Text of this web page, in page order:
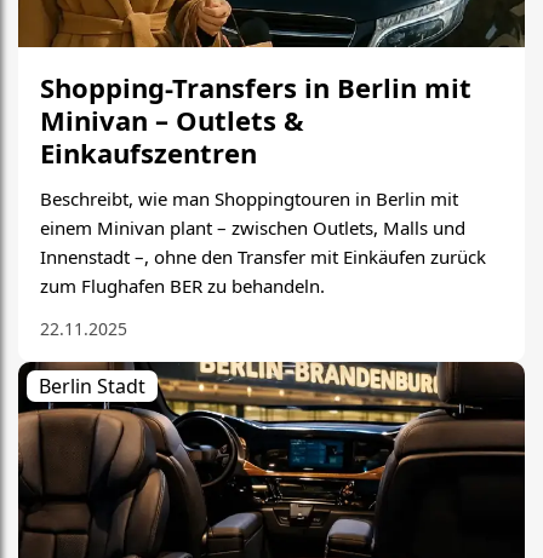
Shopping-Transfers in Berlin mit
Minivan – Outlets &
Einkaufszentren
Beschreibt, wie man Shoppingtouren in Berlin mit
einem Minivan plant – zwischen Outlets, Malls und
Innenstadt –, ohne den Transfer mit Einkäufen zurück
zum Flughafen BER zu behandeln.
22.11.2025
Berlin Stadt